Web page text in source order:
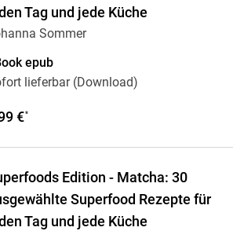
Tag und jede Küche
Sommer
epub
lieferbar (Download)
€*
Edition - Matcha: 30
Superfood Rezepte für
Tag und jede Küche